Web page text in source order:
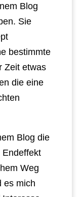
Blog
Sie
bestimmte
Zeit etwas
die eine
Blog die
Endeffekt
Weg
es mich